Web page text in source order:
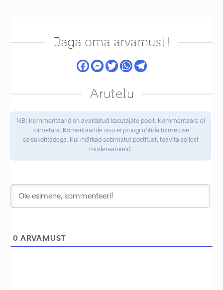
Jaga oma arvamust!
Arutelu
NB! Kommentaarid on avaldatud kasutajate poolt. Kommentaare ei
toimetata. Komentaaride sisu ei pruugi ühtida toimetuse
seisukohtadega. Kui märkad sobimatut postitust, teavita sellest
moderaatoreid.
0 ARVAMUST